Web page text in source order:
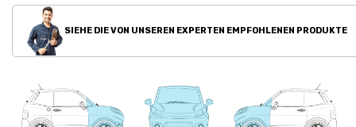
SIEHE DIE VON UNSEREN EXPERTEN EMPFOHLENEN PRODUKTE